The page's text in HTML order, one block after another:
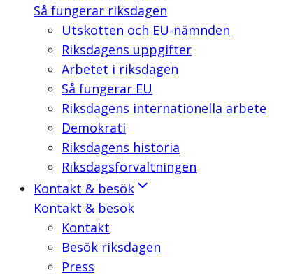
Så fungerar riksdagen
Utskotten och EU-nämnden
Riksdagens uppgifter
Arbetet i riksdagen
Så fungerar EU
Riksdagens internationella arbete
Demokrati
Riksdagens historia
Riksdagsförvaltningen
Kontakt & besök
Kontakt & besök
Kontakt
Besök riksdagen
Press